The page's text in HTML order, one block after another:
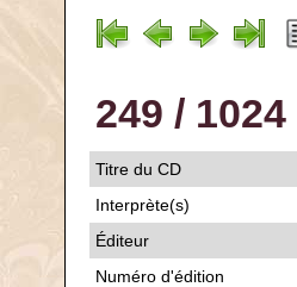
249 / 1024
Titre du CD
Interprète(s)
Éditeur
Numéro d'édition